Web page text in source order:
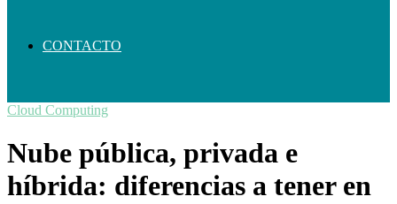
CONTACTO
Cloud Computing
Nube pública, privada e
híbrida: diferencias a tener en